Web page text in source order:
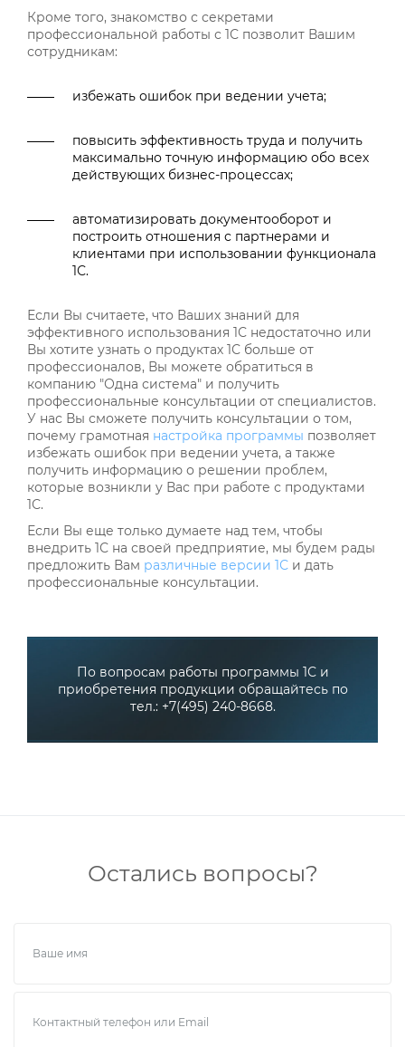
Кроме того, знакомство с секретами
профессиональной работы с 1С позволит Вашим
сотрудникам:
избежать ошибок при ведении учета;
повысить эффективность труда и получить
максимально точную информацию обо всех
действующих бизнес-процессах;
автоматизировать документооборот и
построить отношения с партнерами и
клиентами при использовании функционала
1С.
Если Вы считаете, что Ваших знаний для
эффективного использования 1С недостаточно или
Вы хотите узнать о продуктах 1С больше от
профессионалов, Вы можете обратиться в
компанию "Одна система" и получить
профессиональные консультации от специалистов.
У нас Вы сможете получить консультации о том,
почему грамотная настройка программы позволяет
избежать ошибок при ведении учета, а также
получить информацию о решении проблем,
которые возникли у Вас при работе с продуктами
1С.
Если Вы еще только думаете над тем, чтобы
внедрить 1С на своей предприятие, мы будем рады
предложить Вам различные версии 1С и дать
профессиональные консультации.
По вопросам работы программы 1С и
приобретения продукции обращайтесь по
тел.: +7(495) 240-8668.
Остались вопросы?